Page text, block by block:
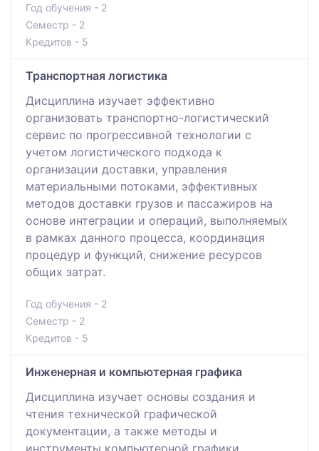
Год обучения - 2
Семестр - 2
Кредитов - 5
Транспортная логистика
Дисциплина изучает эффективно
организовать транспортно-логистический
сервис по прогрессивной технологии с
учетом логистического подхода к
организации доставки, управления
материальными потоками, эффективных
методов доставки грузов и пассажиров на
основе интеграции и операций, выполняемых
в рамках данного процесса, координация
процедур и функций, снижение ресурсов
общих затрат.
Год обучения - 2
Семестр - 2
Кредитов - 5
Инженерная и компьютерная графика
Дисциплина изучает основы создания и
чтения технической графической
документации, а также методы и
инструменты компьютерной графики,